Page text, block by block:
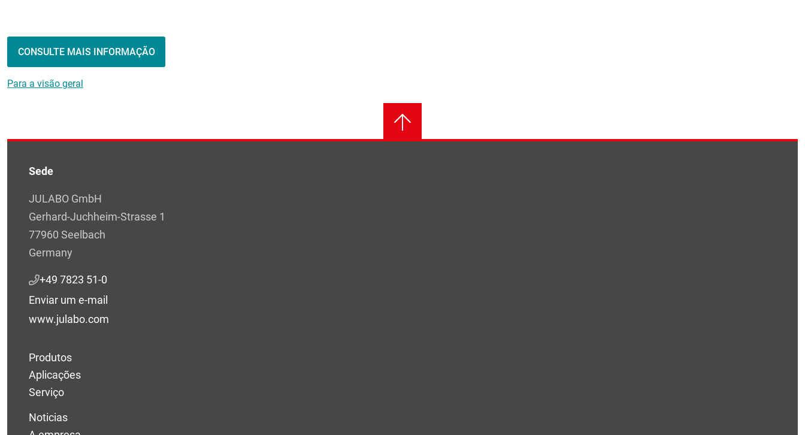
CONSULTE MAIS INFORMAÇÃO
Para a visão geral
Sede
JULABO GmbH
Gerhard-Juchheim-Strasse 1
77960 Seelbach
Germany
+49 7823 51-0
Enviar um e-mail
www.julabo.com
Produtos
Aplicações
Serviço
Noticias